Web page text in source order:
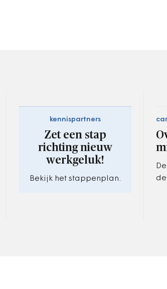
kennispartners
Zet een stap
richting nieuw
werkgeluk!
Bekijk het stappenplan.